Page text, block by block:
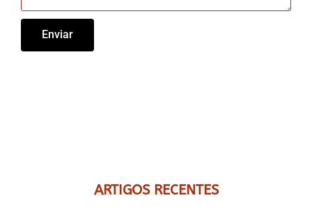
Enviar
ARTIGOS RECENTES